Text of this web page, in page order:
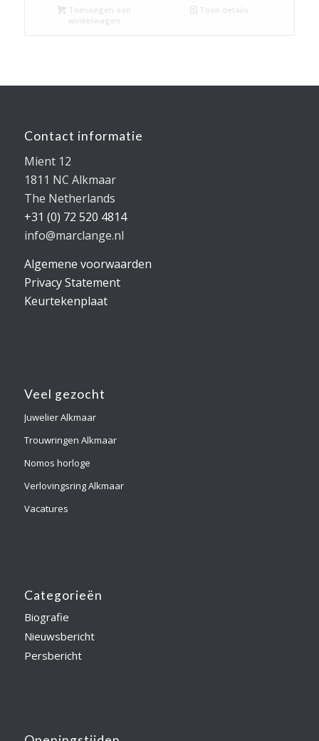
Toevoegen aan
winkelwagen
Toon details
Contact informatie
Mient 12
1811 NC Alkmaar
The Netherlands
+31 (0) 72 520 4814
info@marclange.nl
Algemene voorwaarden
Privacy Statement
Keurtekenplaat
Veel gezocht
Juwelier Alkmaar
Trouwringen Alkmaar
Nomos horloge
Verlovingsring Alkmaar
Vacatures
Categorieën
Biografie
Nieuwsbericht
Persbericht